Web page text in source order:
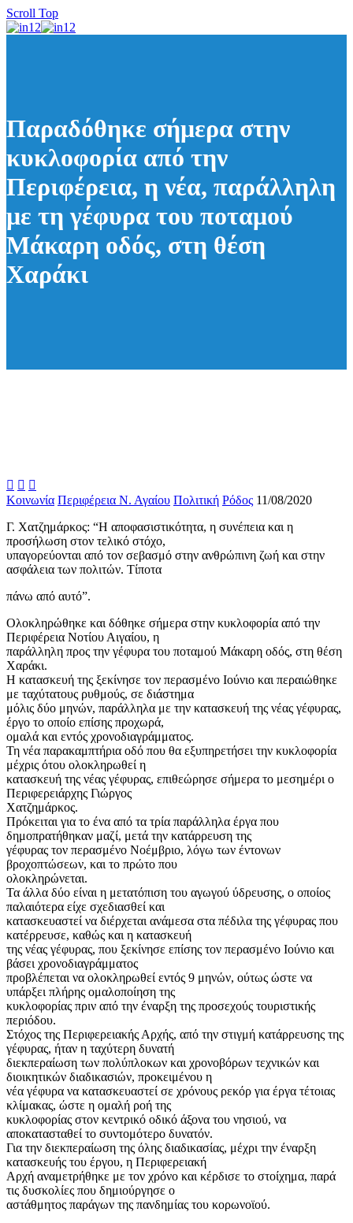
Scroll Top
Παραδόθηκε σήμερα στην
κυκλοφορία από την
Περιφέρεια, η νέα, παράλληλη
με τη γέφυρα του ποταμού
Μάκαρη οδός, στη θέση
Χαράκι
  
Κοινωνία Περιφέρεια Ν. Αγαίου Πολιτική Ρόδος 11/08/2020
Γ. Χατζημάρκος: “Η αποφασιστικότητα, η συνέπεια και η
προσήλωση στον τελικό στόχο,
υπαγορεύονται από τον σεβασμό στην ανθρώπινη ζωή και στην
ασφάλεια των πολιτών. Τίποτα
πάνω από αυτό”.
Ολοκληρώθηκε και δόθηκε σήμερα στην κυκλοφορία από την
Περιφέρεια Νοτίου Αιγαίου, η
παράλληλη προς την γέφυρα του ποταμού Μάκαρη οδός, στη θέση
Χαράκι.
Η κατασκευή της ξεκίνησε τον περασμένο Ιούνιο και περαιώθηκε
με ταχύτατους ρυθμούς, σε διάστημα
μόλις δύο μηνών, παράλληλα με την κατασκευή της νέας γέφυρας,
έργο το οποίο επίσης προχωρά,
ομαλά και εντός χρονοδιαγράμματος.
Τη νέα παρακαμπτήρια οδό που θα εξυπηρετήσει την κυκλοφορία
μέχρις ότου ολοκληρωθεί η
κατασκευή της νέας γέφυρας, επιθεώρησε σήμερα το μεσημέρι ο
Περιφερειάρχης Γιώργος
Χατζημάρκος.
Πρόκειται για το ένα από τα τρία παράλληλα έργα που
δημοπρατήθηκαν μαζί, μετά την κατάρρευση της
γέφυρας τον περασμένο Νοέμβριο, λόγω των έντονων
βροχοπτώσεων, και το πρώτο που
ολοκληρώνεται.
Τα άλλα δύο είναι η μετατόπιση του αγωγού ύδρευσης, ο οποίος
παλαιότερα είχε σχεδιασθεί και
κατασκευαστεί να διέρχεται ανάμεσα στα πέδιλα της γέφυρας που
κατέρρευσε, καθώς και η κατασκευή
της νέας γέφυρας, που ξεκίνησε επίσης τον περασμένο Ιούνιο και
βάσει χρονοδιαγράμματος
προβλέπεται να ολοκληρωθεί εντός 9 μηνών, ούτως ώστε να
υπάρξει πλήρης ομαλοποίηση της
κυκλοφορίας πριν από την έναρξη της προσεχούς τουριστικής
περιόδου.
Στόχος της Περιφερειακής Αρχής, από την στιγμή κατάρρευσης της
γέφυρας, ήταν η ταχύτερη δυνατή
διεκπεραίωση των πολύπλοκων και χρονοβόρων τεχνικών και
διοικητικών διαδικασιών, προκειμένου η
νέα γέφυρα να κατασκευαστεί σε χρόνους ρεκόρ για έργα τέτοιας
κλίμακας, ώστε η ομαλή ροή της
κυκλοφορίας στον κεντρικό οδικό άξονα του νησιού, να
αποκατασταθεί το συντομότερο δυνατόν.
Για την διεκπεραίωση της όλης διαδικασίας, μέχρι την έναρξη
κατασκευής του έργου, η Περιφερειακή
Αρχή αναμετρήθηκε με τον χρόνο και κέρδισε το στοίχημα, παρά
τις δυσκολίες που δημιούργησε ο
αστάθμητος παράγων της πανδημίας του κορωνοϊού.